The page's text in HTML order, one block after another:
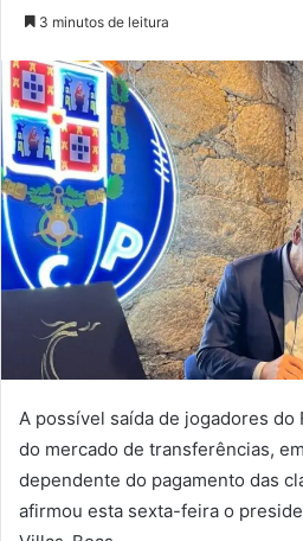
mail
3 minutos de leitura
A possível saída de jogadores
do mercado de transferências,
dependente do pagamento das
afirmou esta sexta-feira o